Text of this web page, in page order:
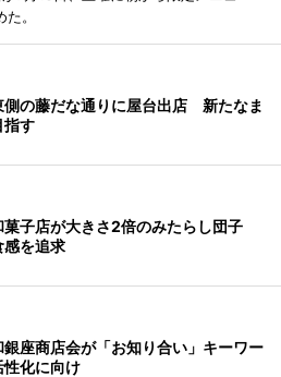
。
側の藤だな通りに屋台出店 新たなま
指す
菓子店が大きさ2倍のみたらし団子
感を追求
座商店会が「お知り合い」キーワー
化に向け